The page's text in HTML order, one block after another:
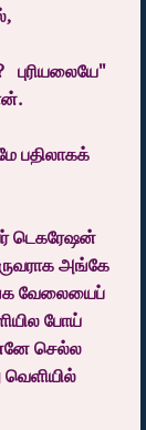
அங்கே
வேலையைப்
போய்
செல்ல